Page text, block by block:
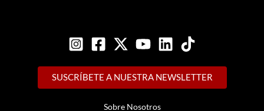
SUSCRÍBETE A NUESTRA NEWSLETTER
Sobre Nosotros